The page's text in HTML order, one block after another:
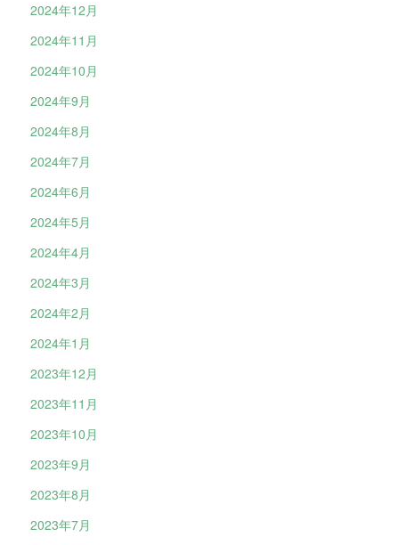
2024年12月
2024年11月
2024年10月
2024年9月
2024年8月
2024年7月
2024年6月
2024年5月
2024年4月
2024年3月
2024年2月
2024年1月
2023年12月
2023年11月
2023年10月
2023年9月
2023年8月
2023年7月